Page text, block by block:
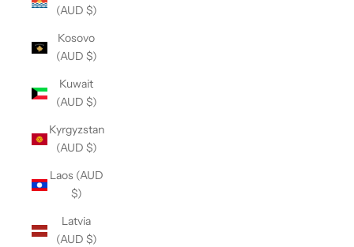
(AUD $)
Kosovo
(AUD $)
Kuwait
(AUD $)
Kyrgyzstan
(AUD $)
Laos (AUD
$)
Latvia
(AUD $)